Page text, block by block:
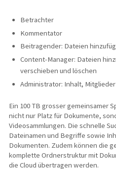
Betrachter
Kommentator
Beitragender: Dateien
Content-Manager: Dateien
verschieben und löschen
Administrator: Inhalt,
Ein 100 TB grosser gemeinsamer
nicht nur Platz für Dokumente,
Videosammlungen. Die schnelle
Dateinamen und Begriffe sowie
Dokumenten. Zudem können die
komplette Ordnerstruktur mit
die Cloud übertragen werden.